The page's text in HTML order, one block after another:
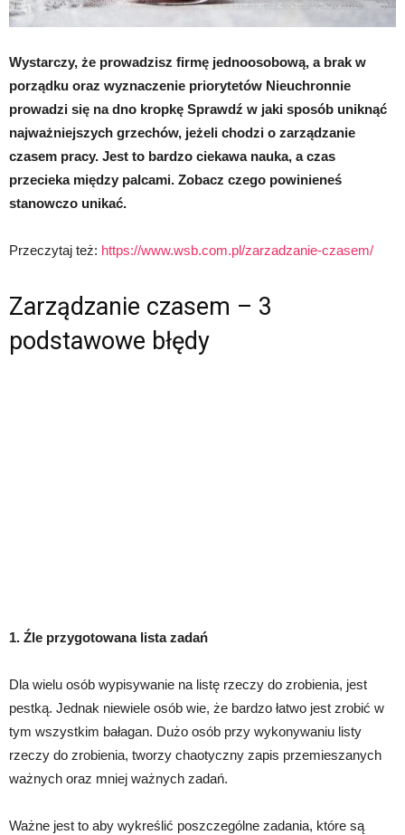
Wystarczy, że prowadzisz firmę jednoosobową, a brak w
porządku oraz wyznaczenie priorytetów Nieuchronnie
prowadzi się na dno kropkę Sprawdź w jaki sposób uniknąć
najważniejszych grzechów, jeżeli chodzi o zarządzanie
czasem pracy. Jest to bardzo ciekawa nauka, a czas
przecieka między palcami. Zobacz czego powinieneś
stanowczo unikać.
Przeczytaj też: https://www.wsb.com.pl/zarzadzanie-czasem/
Zarządzanie czasem – 3
podstawowe błędy
1. Źle przygotowana lista zadań
Dla wielu osób wypisywanie na listę rzeczy do zrobienia, jest
pestką. Jednak niewiele osób wie, że bardzo łatwo jest zrobić w
tym wszystkim bałagan. Dużo osób przy wykonywaniu listy
rzeczy do zrobienia, tworzy chaotyczny zapis przemieszanych
ważnych oraz mniej ważnych zadań.
Ważne jest to aby wykreślić poszczególne zadania, które są